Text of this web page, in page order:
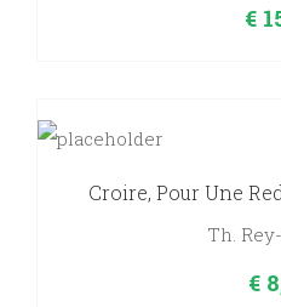
€
Croire, Pour Une
Th.
€